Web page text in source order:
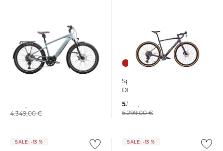
4.349,00 €
Specialized | Gravelbike
DIVERGE EXPERT AXS
5.164,99 €
6.299,00 €
SALE: -13 % SALE: -13 %